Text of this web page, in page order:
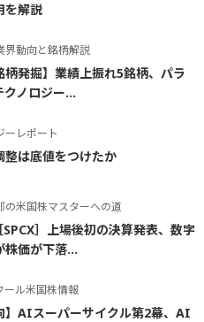
を解説
界動向と銘柄解説
柄発掘】業績上振れ5銘柄、パラ
クノロジー...
ーレポート
整は底値をつけたか
の米国株マスターへの道
SPCX］上場後初の決算発表、数字
株価が下落...
ール米国株情報
】AIスーパーサイクル第2幕、AI